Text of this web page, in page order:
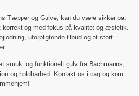
Tæpper og Gulve, kan du være sikker på,
korrekt og med fokus på kvalitet og æstetik.
uforpligtende tilbud og et stort
smukt og funktionelt gulv fra Bachmanns,
og holdbarhed. Kontakt os i dag og kom